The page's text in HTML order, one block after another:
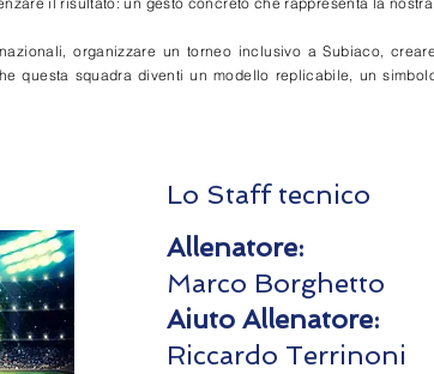
organizzare un torneo inclusivo a Subiaco,
questa squadra diventi un modello replicabile, un
Lo Staff tecnico
Allenatore:
Marco Borghetto
Aiuto Allenatore:
Riccardo Terrinoni